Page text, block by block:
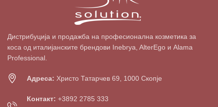
Дистрибуција и продажба на професионална козметика за
коса од италијанските брендови Inebrya, AlterEgo и Alama
Professional.
Адреса: Христо Татарчев 69, 1000 Скопје
Контакт: +3892 2785 333